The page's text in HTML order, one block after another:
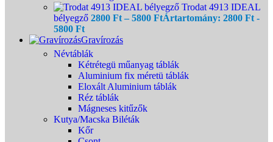
Trodat 4913 IDEAL
bélyegző 2800 Ft – 5800 FtÁrtartomány: 2800 Ft -
5800 Ft
Gravírozás
Névtáblák
Kétrétegü műanyag táblák
Aluminium fix méretü táblák
Eloxált Aluminium táblák
Réz táblák
Mágneses kitűzők
Kutya/Macska Biléták
Kőr